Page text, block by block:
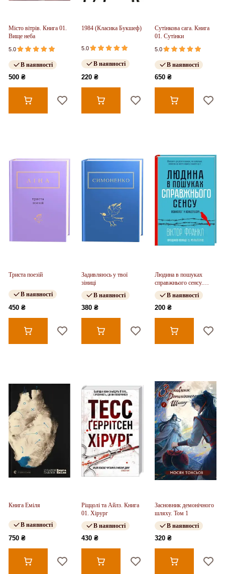
Місто вітрів. Книга 01.
Вище неба
5.0
В наявності
500 ₴
1984 (Класика Букшеф)
5.0
В наявності
220 ₴
Сутінкова сага. Книга
01. Сутінки
5.0
В наявності
650 ₴
Триста поезій
В наявності
450 ₴
Задивляюсь у твої
зіниці
В наявності
380 ₴
Людина в пошуках
справжнього сенсу.
Психолог у концтаборі
В наявності
200 ₴
Книга Еміля
В наявності
750 ₴
Ріццолі та Айлз. Книга
01. Хірург
В наявності
430 ₴
Засновник демонічного
шляху. Том 1
В наявності
320 ₴